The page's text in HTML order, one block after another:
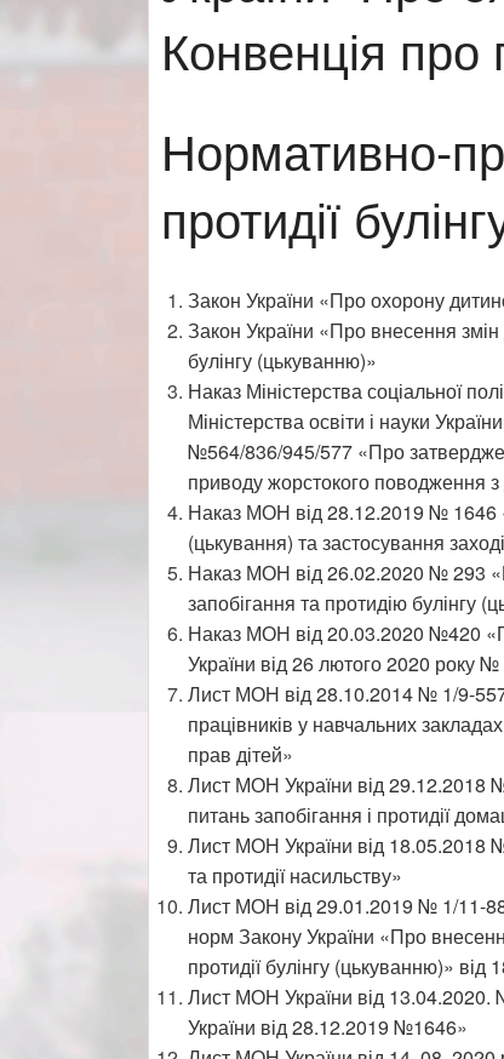
Конвенція
Нормативно-
протидії
Закон України «Про охорону
Закон України «Про внесення змін
булінгу (цькуванню)»
Наказ Міністерства соціальної
Міністерства освіти і науки
№564/836/945/577 «Про
приводу жорстокого поводження з
Наказ МОН від 28.12.2019 № 1646
(цькування) та застосування
Наказ МОН від 26.02.2020 № 293
запобігання та протидію булінгу
Наказ МОН від 20.03.2020 №420
України від 26 лютого 2020 року
Лист МОН від 28.10.2014 № 1/9-557
працівників у навчальних
прав дітей»
Лист МОН України від 29.12.2018
питань запобігання і протидії
Лист МОН України від 18.05.2018
та протидії насильству»
Лист МОН від 29.01.2019 № 1/11-
норм Закону України «Про
протидії булінгу (цькуванню)»
Лист МОН України від
України від 28.12.2019 №1646»